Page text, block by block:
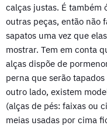
calças justas. É também
outras peças, então não
sapatos uma vez que
mostrar. Tem em conta
alças dispõe de
perna que serão
outro lado, existem
(alças de pés: faixas ou
meias usadas por cima